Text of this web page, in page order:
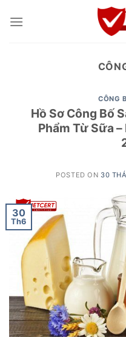
CÔNG
Hồ Sơ Công Bố
Phẩm Từ Sữa
POSTED ON 30
30
Th6